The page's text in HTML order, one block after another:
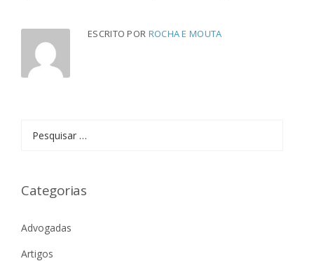
ESCRITO POR ROCHA E MOUTA
por:
Categorias
Advogadas
Artigos